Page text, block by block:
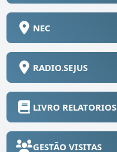
NEC
RADIO.SEJUS
LIVRO RELATORIOS
GESTÃO VISITAS